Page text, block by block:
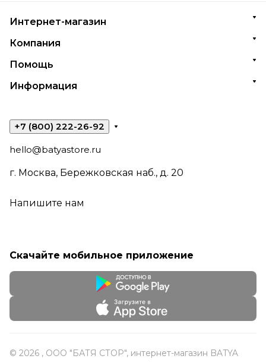
Интернет-магазин
Компания
Помощь
Информация
+7 (800) 222-26-92
hello@batyastore.ru
г. Москва, Бережковская наб., д. 20
Напишите нам
Скачайте мобильное приложение
© 2026 , ООО "БАТЯ СТОР", интернет-магазин BATYA